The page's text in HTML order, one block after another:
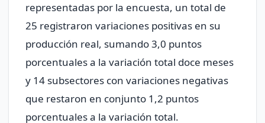
representadas por la encuesta, un total de
25 registraron variaciones positivas en su
producción real, sumando 3,0 puntos
porcentuales a la variación total doce meses
y 14 subsectores con variaciones negativas
que restaron en conjunto 1,2 puntos
porcentuales a la variación total.